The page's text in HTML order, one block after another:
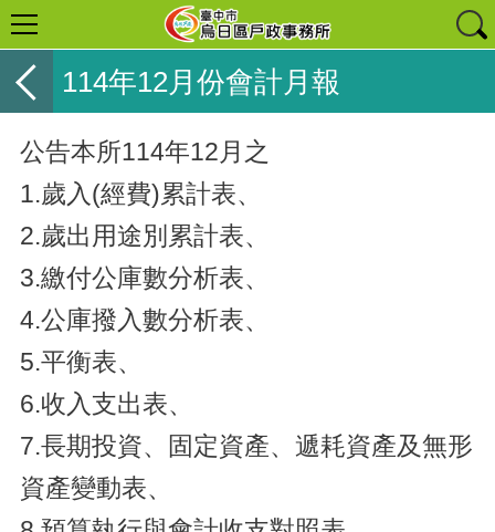
114年12月份會計月報
公告本所114年12月之
1.歲入(經費)累計表、
2.歲出用途別累計表、
3.繳付公庫數分析表、
4.公庫撥入數分析表、
5.平衡表、
6.收入支出表、
7.長期投資、固定資產、遞耗資產及無形
資產變動表、